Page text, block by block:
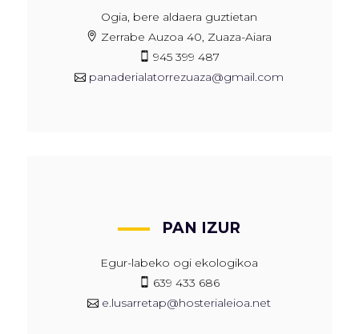
Ogia, bere aldaera guztietan
Zerrabe Auzoa 40, Zuaza-Aiara
945 399 487
panaderialatorrezuaza@gmail.com
PAN IZUR
Egur-labeko ogi ekologikoa
639 433 686
e.lusarretap@hosterialeioa.net